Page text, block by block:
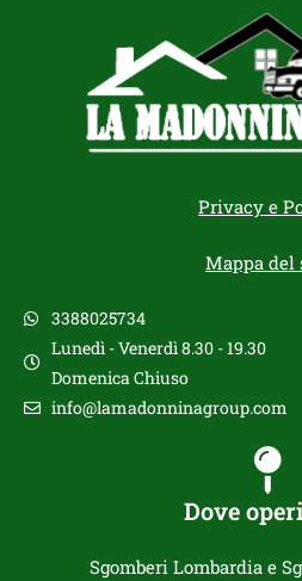
Privacy e
Mappa del
3388025734
Lunedì - Venerdì 8.30 - 19.30
Domenica Chiuso
info@lamadonninagroup.com
Dove
Sgomberi Lombardia e